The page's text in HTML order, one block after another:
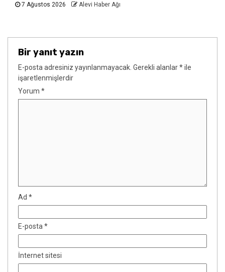
7 Ağustos 2026 Alevi Haber Ağı
Bir yanıt yazın
E-posta adresiniz yayınlanmayacak. Gerekli alanlar*ile
işaretlenmişlerdir
Yorum *
Ad *
E-posta *
İnternet sitesi